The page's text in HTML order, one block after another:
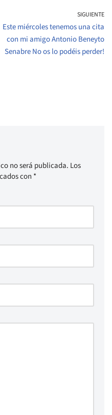
SIGUIENTE
Este miércoles tenemos una cita
con mi amigo Antonio Beneyto
Senabre No os lo podéis perder!
no será publicada. Los
con *